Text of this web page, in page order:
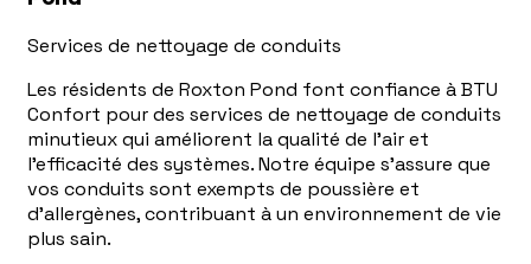
Services de nettoyage de conduits
Les résidents de Roxton Pond font confiance à BTU
Confort pour des services de nettoyage de conduits
minutieux qui améliorent la qualité de l'air et
l'efficacité des systèmes. Notre équipe s'assure que
vos conduits sont exempts de poussière et
d'allergènes, contribuant à un environnement de vie
plus sain.